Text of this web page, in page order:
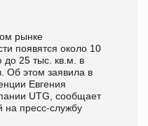
рынке
появятся около 10
25 тыс. кв.м. в
Об этом заявила в
Евгения
UTG, сообщает
на пресс-службу